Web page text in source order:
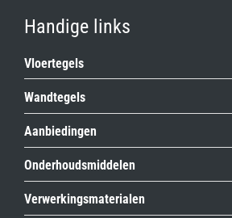
Handige links
Vloertegels
Wandtegels
Aanbiedingen
Onderhoudsmiddelen
Verwerkingsmaterialen